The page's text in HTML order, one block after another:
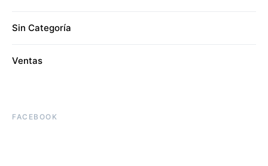
Sin Categoría
Ventas
FACEBOOK